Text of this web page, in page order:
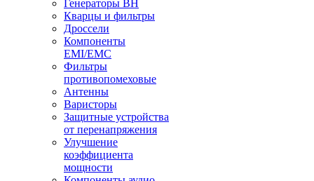
Генераторы ВН
Кварцы и фильтры
Дроссели
Компоненты
EMI/EMC
Фильтры
противопомеховые
Антенны
Варисторы
Защитные устройства
от перенапряжения
Улучшение
коэффициента
мощности